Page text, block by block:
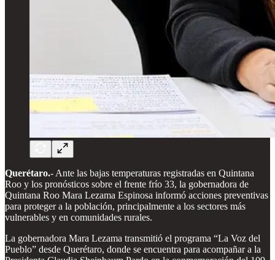
Querétaro.- Ante las bajas temperaturas registradas en Quintana
Roo y los pronósticos sobre el frente frío 33, la gobernadora de
Quintana Roo Mara Lezama Espinosa informó acciones preventivas
para proteger a la población, principalmente a los sectores más
vulnerables y en comunidades rurales.
La gobernadora Mara Lezama transmitió el programa “La Voz del
Pueblo” desde Querétaro, donde se encuentra para acompañar a la